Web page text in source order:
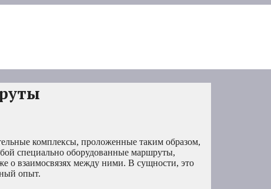
комплексы, проложенные таким образом,
специально оборудованные маршруты,
о взаимосвязях между ними. В сущности, это
опыт.